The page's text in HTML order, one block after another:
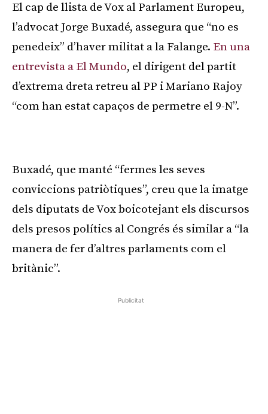
El cap de llista de Vox al Parlament Europeu,
l’advocat Jorge Buxadé, assegura que “no es
penedeix” d’haver militat a la Falange. En una
entrevista a El Mundo, el dirigent del partit
d’extrema dreta retreu al PP i Mariano Rajoy
“com han estat capaços de permetre el 9-N”.
Buxadé, que manté “fermes les seves
conviccions patriòtiques”, creu que la imatge
dels diputats de Vox boicotejant els discursos
dels presos polítics al Congrés és similar a “la
manera de fer d’altres parlaments com el
britànic”.
Publicitat